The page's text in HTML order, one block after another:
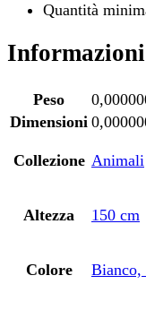
Quantità
Peso
Dimensioni
Collezione Animali
Altezza 150 cm
Colore Bianco,